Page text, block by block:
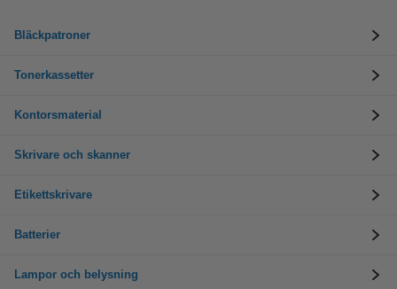
Bläckpatroner
Tonerkassetter
Kontorsmaterial
Skrivare och skanner
Etikettskrivare
Batterier
Lampor och belysning